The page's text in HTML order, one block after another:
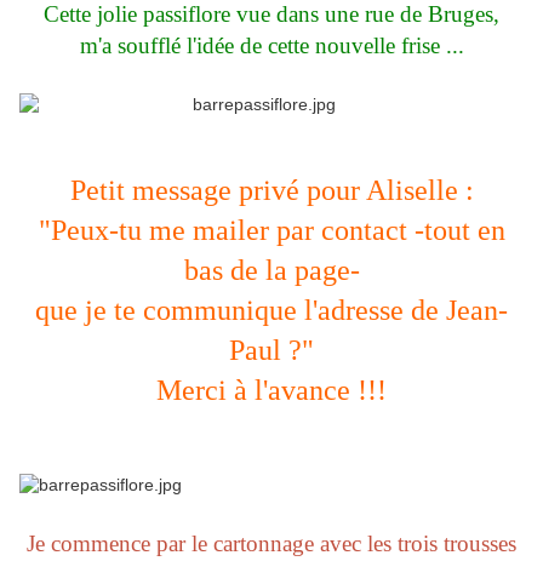
Cette jolie passiflore vue dans une rue de Bruges,
m'a soufflé l'idée de cette nouvelle frise ...
Petit message privé pour Aliselle :
"Peux-tu me mailer par contact -tout en
bas de la page-
que je te communique l'adresse de Jean-
Paul ?"
Merci à l'avance !!!
Je commence par le cartonnage avec les trois trousses